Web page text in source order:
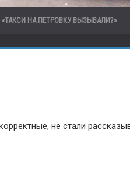
«ТАКСИ НА ПЕТРОВКУ ВЫЗЫВАЛИ?»